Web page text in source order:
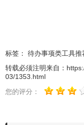
标签：
待办事项类工具推
转载必须注明来自：
03/1353.html
您的评分：